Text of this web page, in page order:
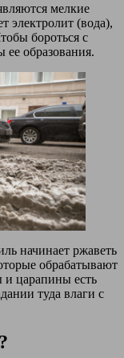
мелкие
электролит (вода),
бороться с
образования.
начинает ржаветь
обрабатывают
царапины есть
туда влаги с